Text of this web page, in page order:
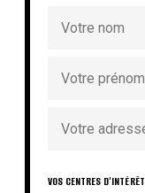
VOS CENTRES D'INTÉRÊT